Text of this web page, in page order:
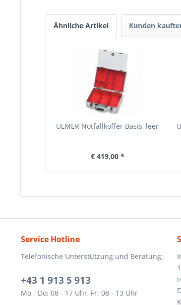
Ähnliche Artikel Kunden
ULMER Notfallkoffer Basis, leer
€ 419,00 *
Service Hotline
Telefonische Unterstützung und Beratung:
+43 1 913 5 913
Mo - Do: 08 - 17 Uhr, Fr: 08 - 13 Uhr